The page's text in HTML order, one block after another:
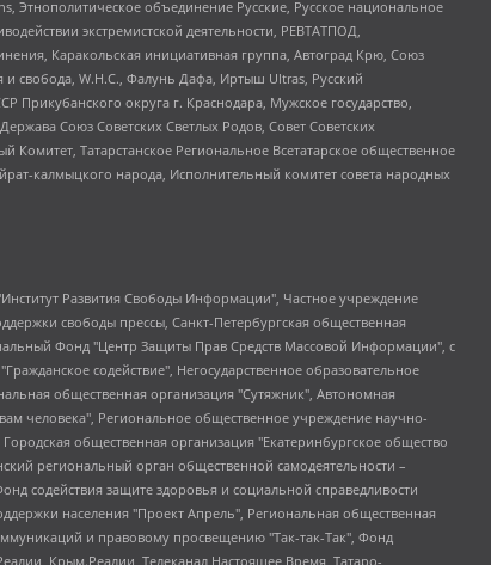
Этнополитическое объединение Русские, Русское национальное
экстремистской деятельности, РЕВТАТПОД,
Каракольская инициативная группа, Автоград Крю, Союз
и свобода, W.H.С., Фалунь Дафа, Иртыш Ultras, Русский
округа г. Краснодара, Мужское государство,
Союз Советских Светлых Родов, Совет Советских
Татарстанское Региональное Всетатарское общественное
калмыцкого народа, Исполнительный комитет совета народных
ответственностью "Данное сообщение", Общество с ограниченной ответственностью Издательский дом "Новая глава", Айнбиндер Александра Александровна, Московский комьюнити-центр для ЛГБТ+инициатив, Благотворительный фонд развития филантропии, Deutsche Welle (Германия, Kurt-Schumacher-Strasse 3, 53113 Bonn), Борзунова Мария Михайловна, Воробьев Виктор Викторович, Голубева Анна Львовна, Константинова Алла Михайловна, Малкова Ирина Владимировна, Мурадов Мурад Абдулгалимович, Осетинская Елизавета Николаевна, Понасенков Евгений Николаевич, Ганапольский Матвей Юрьевич, Киселев Евгений Алексеевич, Борухович Ирина Григорьевна, Дремин Иван Тимофеевич, Дубровский Дмитрий Викторович, Красноярская региональная общественная организация поддержки и развития альтернативных образовательных технологий и межкультурных коммуникаций "ИНТЕРРА", Маяковская Екатерина Алексеевна, Фейгин Марк Захарович, Филимонов Андрей Викторович, Дзугкоева Регина Николаевна, Доброхотов Роман Александрович, Дудь Юрий Александрович, Елкин Сергей Владимирович, Кругликов Кирилл Игоревич, Сабунаева Мария Леонидовна, Семенов Алексей Владимирович, Шаинян Карен Багратович, Шульман Екатерина Михайловна, Асафьев Артур Валерьевич, Вахштайн Виктор Семенович, Венедиктов Алексей Алексеевич, Лушникова Екатерина Евгеньевна, Волков Леонид Михайлович, Невзоров Александр Глебович, Пархоменко Сергей Борисович, Сироткин Ярослав Николаевич, Кара-Мурза Владимир Владимирович, Баранова Наталья Владимировна, Гозман Леонид Яковлевич, Кагарлицкий Борис Юльевич, Климарев Михаил Валерьевич, Милов Владимир Станиславович, Автономная некоммерческая организация Краснодарский центр современного искусства "Типография", Моргенштерн Алишер Тагирович, Соболь Любовь Эдуардовна, Общество с ограниченной ответственностью "ЛИЗА НОРМ", Каспаров Гарри Кимович, Ходорковский Михаил Борисович, Общество с ограниченной ответственностью "Апрельские тезисы", Данилович Ирина Брониславовна, Кашин Олег Владимирович, Петров Николай Владимирович, Пивоваров Алексей Владимирович, Соколов Михаил Владимирович, Цветкова Юлия Владимировна, Чичваркин Евгений Александрович, Комитет против пыток/Команда против пыток, Общество с ограниченной ответственностью "Первый научный", Общество с ограниченной ответственностью "Вертолет и ко", Белоцерковская Вероника Борисовна, Кац Максим Евгеньевич, Лазарева Татьяна Юрьевна, Шаведдинов Руслан Табризович, Яшин Илья Валерьевич, Общество с ограниченной ответственностью "Иноагент ААВ", Алешковский Дмитрий Петрович, Альбац Евгения Марковна, Быков Дмитрий Львович, Галямина Юлия Евгеньевна, Лойко Сергей Леонидович, Мартынов Кирилл Константинович, Медведев Сергей Александрович, Крашенинников Федор Геннадиевич, Гордеева Катерина Вл